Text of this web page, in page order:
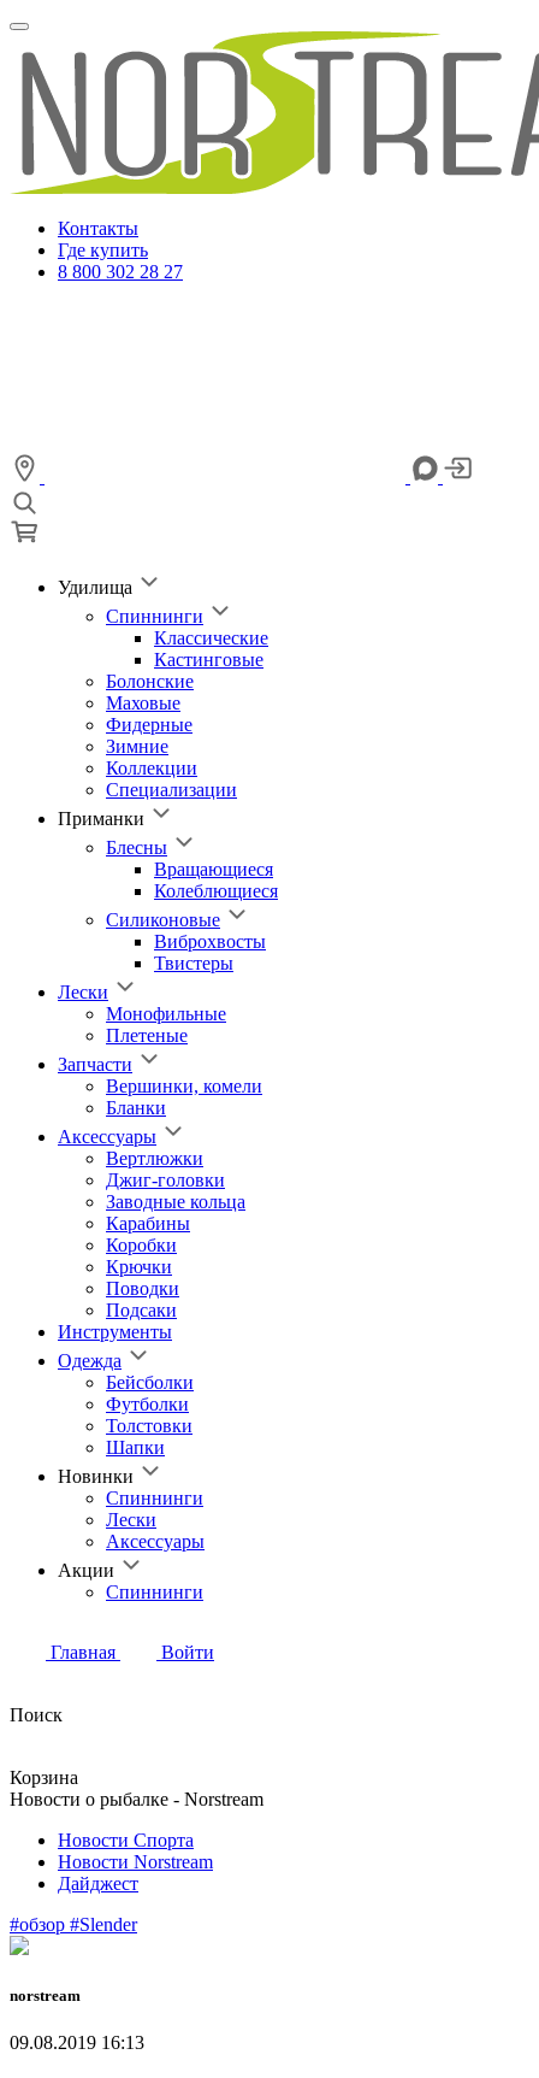
Контакты
Где купить
8 800 302 28 27
Удилища
Спиннинги
Классические
Кастинговые
Болонские
Маховые
Фидерные
Зимние
Коллекции
Специализации
Приманки
Блесны
Вращающиеся
Колеблющиеся
Силиконовые
Виброхвосты
Твистеры
Лески
Монофильные
Плетеные
Запчасти
Вершинки, комели
Бланки
Аксессуары
Вертлюжки
Джиг-головки
Заводные кольца
Карабины
Коробки
Крючки
Поводки
Подсаки
Инструменты
Одежда
Бейсболки
Футболки
Толстовки
Шапки
Новинки
Спиннинги
Лески
Аксессуары
Акции
Спиннинги
Главная Войти
Поиск
Корзина
Новости о рыбалке - Norstream
Новости Спорта
Новости Norstream
Дайджест
#обзор #Slender
norstream
09.08.2019 16:13